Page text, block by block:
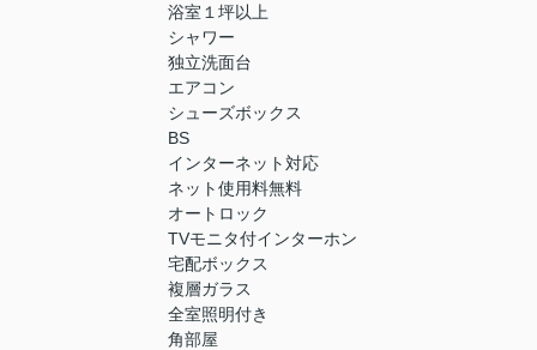
浴室１坪以上
シャワー
独立洗面台
エアコン
シューズボックス
BS
インターネット対応
ネット使用料無料
オートロック
TVモニタ付インターホン
宅配ボックス
複層ガラス
全室照明付き
角部屋